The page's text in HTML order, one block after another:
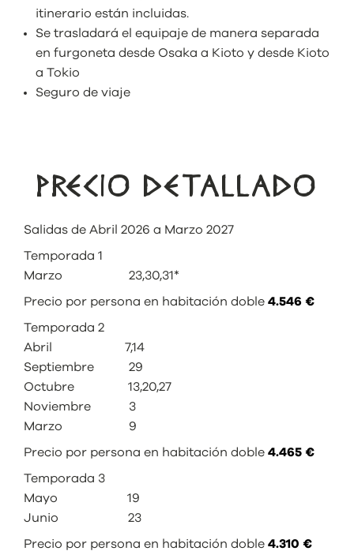
itinerario están incluidas.
Se trasladará el equipaje de manera separada
en furgoneta desde Osaka a Kioto y desde Kioto
a Tokio
Seguro de viaje
PRECIO DETALLADO
Salidas de Abril 2026 a Marzo 2027
Temporada 1
Marzo 23,30,31*
Precio por persona en habitación doble 4.546 €
Temporada 2
Abril 7,14
Septiembre 29
Octubre 13,20,27
Noviembre 3
Marzo 9
Precio por persona en habitación doble 4.465 €
Temporada 3
Mayo 19
Junio 23
Precio por persona en habitación doble 4.310 €